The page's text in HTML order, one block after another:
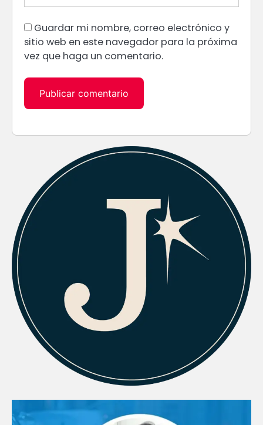
Guardar mi nombre, correo electrónico y
sitio web en este navegador para la próxima
vez que haga un comentario.